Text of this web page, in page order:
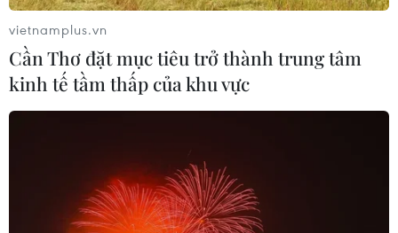
vietnamplus.vn
Cần Thơ đặt mục tiêu trở thành trung tâm
kinh tế tầm thấp của khu vực